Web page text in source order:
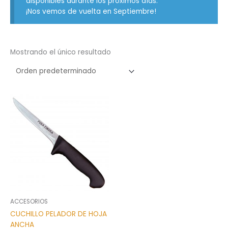
¡Nos vemos de vuelta en Septiembre!
Mostrando el único resultado
ACCESORIOS
CUCHILLO PELADOR DE HOJA
ANCHA